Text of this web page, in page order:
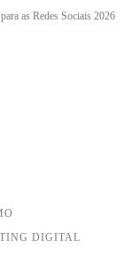
as Redes Sociais 2026
DIGITAL